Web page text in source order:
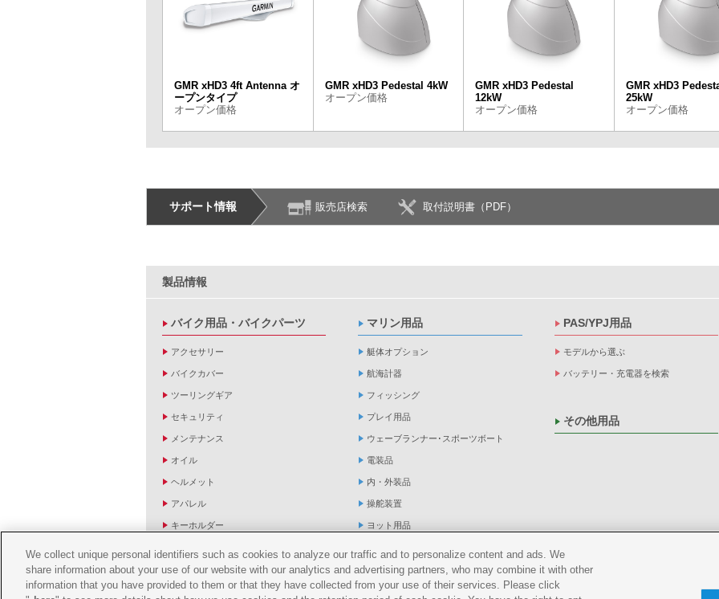
GMR xHD3 4ft Antenna オ
ープンタイプ
オープン価格
GMR xHD3 Pedestal 4kW
オープン価格
GMR xHD3 Pedestal
12kW
オープン価格
GMR xHD3
25kW
オープン価格
サポート情報 販売店検索 取付説明書（PDF）
製品情報
バイク用品・バイクパーツ
アクセサリー
バイクカバー
ツーリングギア
セキュリティ
メンテナンス
オイル
ヘルメット
アパレル
キーホルダー
バイク雑貨
YZF R1/R6レーシングキットパーツ
マリン用品
艇体オプション
航海計器
フィッシング
プレイ用品
ウェーブランナー･スポーツボート
電装品
内・外装品
操舵装置
ヨット用品
救命品・検査品
メンテナンス
PAS/YPJ用品
モデルから選ぶ
バッテリー・充電器を検索
その他用品
We collect unique personal identifiers such as cookies to analyze our traffic and to personalize content and ads. We
share information about your use of our website with our analytics and advertising partners, who may combine it with other
information that you have provided to them or that they have collected from your use of their services. Please click